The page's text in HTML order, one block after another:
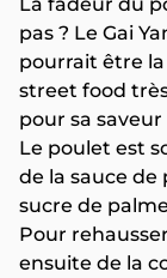
pas ? Le Gai
pourrait être
street food
pour sa
Le poulet est
de la sauce de
sucre de
Pour
ensuite de la